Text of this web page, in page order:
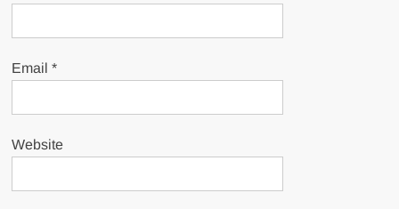
Email*
Website